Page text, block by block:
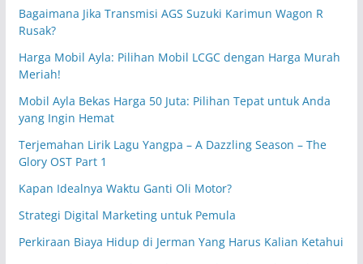
Bagaimana Jika Transmisi AGS Suzuki Karimun Wagon R
Rusak?
Harga Mobil Ayla: Pilihan Mobil LCGC dengan Harga Murah
Meriah!
Mobil Ayla Bekas Harga 50 Juta: Pilihan Tepat untuk Anda
yang Ingin Hemat
Terjemahan Lirik Lagu Yangpa – A Dazzling Season – The
Glory OST Part 1
Kapan Idealnya Waktu Ganti Oli Motor?
Strategi Digital Marketing untuk Pemula
Perkiraan Biaya Hidup di Jerman Yang Harus Kalian Ketahui